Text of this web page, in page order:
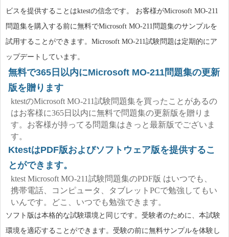
ビスを提供することはktestの信念です。 お客様がMicrosoft MO-211
問題集を購入する前に無料でMicrosoft MO-211問題集のサンプルを
試用することができます。Microsoft MO-211試験問題は定期的にア
ップデートしています。
無料で365日以内にMicrosoft MO-211問題集の更新
版を贈ります
ktestのMicrosoft MO-211試験問題集を買ったことがあるの
はお客様に365日以内に無料で問題集の更新版を贈りま
す。お客様が持ってる問題集はきっと最新版でございま
す。
KtestはPDF版およびソフトウェア版を提供するこ
とができます。
ktest Microsoft MO-211試験問題集のPDF版 はいつでも、
携帯電話、コンピュータ、タブレットPCで勉強してもい
いんです。どこ、いつでも勉強できます。
ソフト版は本格的な試験環境と同じです。受験者のために、本試験
環境を適応することができます。受験の前に無料サンプルを体験し